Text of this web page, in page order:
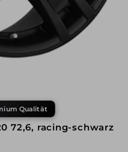
Qualität
72,6, racing-schwarz